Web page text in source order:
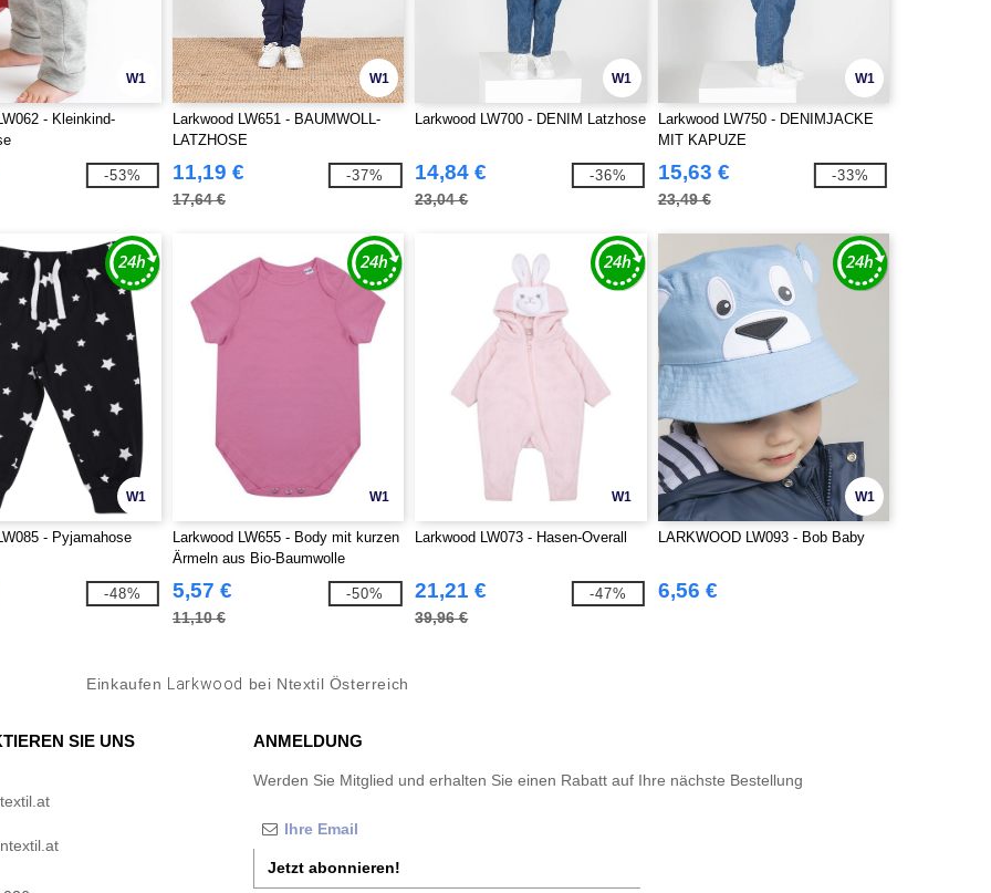
W1
- Kleinkind-
-53%
W1
Larkwood LW651 - BAUMWOLL-
LATZHOSE
11,19 €
17,64 €
-37%
W1
Larkwood LW700 - DENIM Latzhose
14,84 €
23,04 €
-36%
W1
Larkwood LW750 - DENIMJACKE
MIT KAPUZE
15,63 €
23,49 €
-33%
W1
- Pyjamahose
-48%
W1
Larkwood LW655 - Body mit kurzen
Ärmeln aus Bio-Baumwolle
5,57 €
11,10 €
-50%
W1
Larkwood LW073 - Hasen-Overall
21,21 €
39,96 €
-47%
W1
LARKWOOD LW093 - Bob Baby
6,56 €
Einkaufen Larkwood bei Ntextil Österreich
SIE UNS ANMELDUNG
Werden Sie Mitglied und erhalten Sie einen Rabatt auf Ihre nächste Bestellung
Jetzt abonnieren!